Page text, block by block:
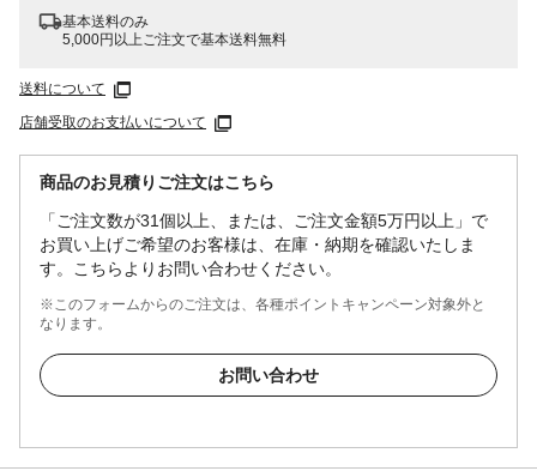
基本送料のみ
5,000円以上ご注文で基本送料無料
送料について
店舗受取のお支払いについて
商品のお見積りご注文はこちら
「ご注文数が31個以上、または、ご注文金額5万円以上」で
お買い上げご希望のお客様は、在庫・納期を確認いたしま
す。こちらよりお問い合わせください。
※このフォームからのご注文は、各種ポイントキャンペーン対象外と
なります。
お問い合わせ